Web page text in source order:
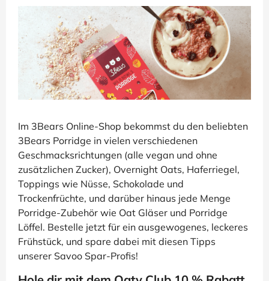
Im 3Bears Online-Shop bekommst du den beliebten
3Bears Porridge in vielen verschiedenen
Geschmacksrichtungen (alle vegan und ohne
zusätzlichen Zucker), Overnight Oats, Haferriegel,
Toppings wie Nüsse, Schokolade und
Trockenfrüchte, und darüber hinaus jede Menge
Porridge-Zubehör wie Oat Gläser und Porridge
Löffel. Bestelle jetzt für ein ausgewogenes, leckeres
Frühstück, und spare dabei mit diesen Tipps
unserer Savoo Spar-Profis!